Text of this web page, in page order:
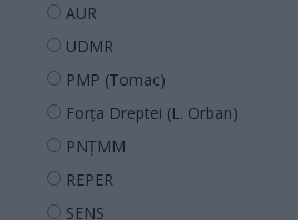
AUR
UDMR
PMP (Tomac)
Forța Dreptei (L. Orban)
PNȚMM
REPER
SENS